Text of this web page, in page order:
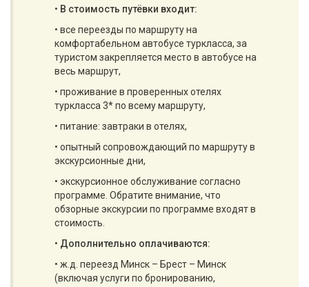
• В стоимость путёвки входит:
• все переезды по маршруту на
комфортабельном автобусе туркласса, за
туристом закрепляется место в автобусе на
весь маршрут,
• проживание в проверенных отелях
туркласса 3* по всему маршруту,
• питание: завтраки в отелях,
• опытный сопровождающий по маршруту в
экскурсионные дни,
• экскурсионное обслуживание согласно
программе. Обратите внимание, что
обзорные экскурсии по программе входят в
стоимость.
• Дополнительно оплачиваются:
• ж.д. переезд Минск – Брест – Минск
(включая услуги по бронированию,